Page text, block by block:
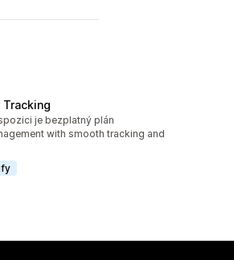
Tracking
3830
je bezplatný plán
with smooth tracking and